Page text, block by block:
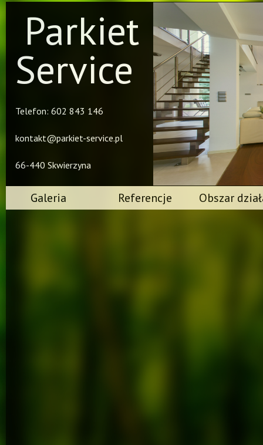
Parkiet
Service
Telefon: 602 843 146
kontakt@parkiet-service.pl
66-440 Skwierzyna
Galeria Referencje
Obszar